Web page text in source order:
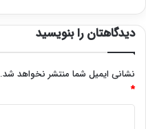
دیدگاهتان را بنویسید
نشانی ایمیل شما منتشر نخواهد شد.
*